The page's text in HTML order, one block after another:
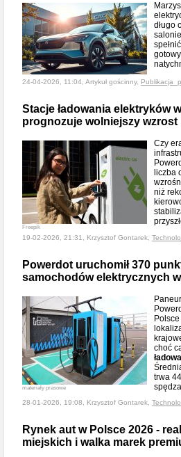
długo
spełnić
24-04-2026, 11:04, Artykuł gościnny,
Stacje ładowania elektryków
prognozuje wolniejszy wzrost
Freepik
Czy
liczba
niż
19-02-2026, 21:31, Krzysztof Gontarek,
Powerdot uruchomił 370
samochodów elektrycznych
materiały prasowe
choć
trwa
28-01-2026, 19:08, Krzysztof Gontarek,
Rynek aut w Polsce 2026 -
miejskich i walka marek